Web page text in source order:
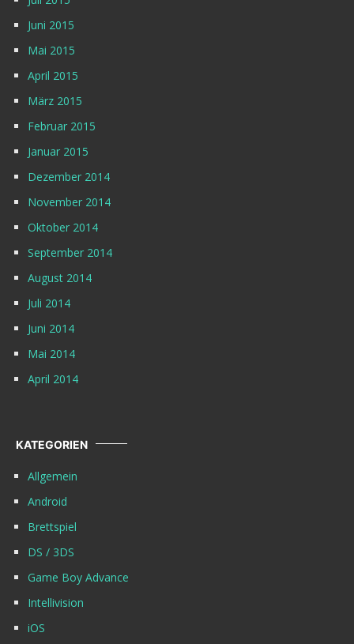
Juni 2015
Mai 2015
April 2015
März 2015
Februar 2015
Januar 2015
Dezember 2014
November 2014
Oktober 2014
September 2014
August 2014
Juli 2014
Juni 2014
Mai 2014
April 2014
KATEGORIEN
Allgemein
Android
Brettspiel
DS / 3DS
Game Boy Advance
Intellivision
iOS